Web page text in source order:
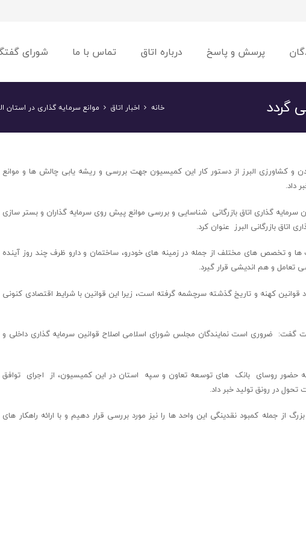
پرسش و پاسخ درباره اتاق تماس با ما شورای
گردد خانه اخبار اتاق موانع سرمایه گذاری در استان
و کشاورزی البرز از دستور کار این کمیسیون جهت بررسی و ریشه یابی چالش ها و موانع
داد.
گذاری اتاق بازرگانی شناسایی و بررسی موانع پیش روی سرمایه گذاران و بستر سازی‌
بازرگانی البرز عنوان کرد.
و تخصص های مختلف از جمله در زمینه های خودرو، ساختمان و دارو ظرف چند روز آینده
تعامل و هم اندیشی قرار گیرد.
کهنه و تاریخ گذشته سرچشمه گرفته است‌، زیرا این قوانین با شرایط اقتصادی کنونی
گفت: ضروری است نمایندگان مجلس شورای اسلامی اصلاح قوانین سرمایه گذاری داخلی و
به حضور روسای بانک های توسعه تعاون و سپه استان در این کمیسیون، از اجرای توافق
در رونق تولید خبر داد.
جمله کمبود نقدینگی این واحد ها را نیز مورد بررسی قرار دهیم و با ارائه راهکار های